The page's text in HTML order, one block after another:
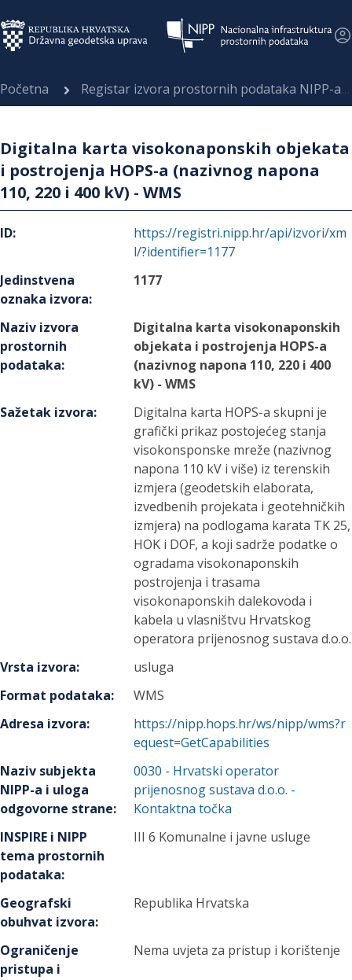
Početna Registar izvora prostornih podataka NIPP-a
Digitalna karta visokonaponskih objekata
i postrojenja HOPS-a (nazivnog napona
110, 220 i 400 kV) - WMS
ID:
https://registri.nipp.hr/api/izvori/xm
l/?identifier=1177
Jedinstvena
oznaka izvora:
1177
Naziv izvora
prostornih
podataka:
Digitalna karta visokonaponskih
objekata i postrojenja HOPS-a
(nazivnog napona 110, 220 i 400
kV) - WMS
Sažetak izvora:
Digitalna karta HOPS-a skupni je
grafički prikaz postojećeg stanja
visokonsponske mreže (nazivnog
napona 110 kV i više) iz terenskih
izmjera (geodetskih elaborata,
izvedbenih projekata i geotehničkih
izmjera) na podlogama karata TK 25,
HOK i DOF, a koji sadrže podatke o
ogradama visokonaponskih
postrojenja i trasama
visokonaponskih dalekovoda i
kabela u vlasništvu Hrvatskog
operatora prijenosnog sustava d.o.o.
Vrsta izvora:
usluga
Format podataka:
WMS
Adresa izvora:
https://nipp.hops.hr/ws/nipp/wms?r
equest=GetCapabilities
Naziv subjekta
NIPP-a i uloga
odgovorne strane:
0030 - Hrvatski operator
prijenosnog sustava d.o.o. -
Kontaktna točka
INSPIRE i NIPP
tema prostornih
podataka:
III 6 Komunalne i javne usluge
Geografski
obuhvat izvora:
Republika Hrvatska
Ograničenje
pristupa i
Nema uvjeta za pristup i korištenje